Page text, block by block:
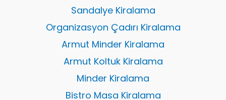
Sandalye Kiralama
Organizasyon Çadırı Kiralama
Armut Minder Kiralama
Armut Koltuk Kiralama
Minder Kiralama
Bistro Masa Kiralama